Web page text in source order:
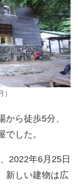
から徒歩5分、
した。
2022年6月25日
新しい建物は広